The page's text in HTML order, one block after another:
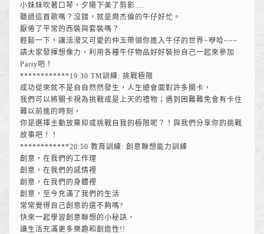
小妹妹吹著口琴，夕陽下美了剪影….
聽過這首歌嗎？沒錯，就是周杰倫的牛仔好忙。
厭倦了平常的西裝與套裝嗎？
輕鬆一下，讓活潑又可愛的仲玉帶領你進入牛仔的世界~咿哈~~~
請大家發揮想像力，利用各種牛仔物品好好裝扮自己一起來參加
Party吧！
************19:30 TM訓練: 挑戰極限
成功從來就不是自自然然發生，人生總會面對許多關卡，
我們可以將關卡視為挑戰或是上天的禮物；遇到困難難免會有卡住
難以前進的時刻，
你是選擇主動放棄抑或挑戰自我的極限呢？！與我們分享你的挑戰
故事吧！！
************20:50 教育訓練: 創意聯想能力訓練
創意，在我們的工作理
創意，在我們的感情裡
創意，在我們的身體裡
創意，至今充滿了我們的生活
常常覺得自己創意的還不夠嗎?
快來一起學習創意聯想的小秘訣，
讓生活充滿更多樂趣和創造性!!